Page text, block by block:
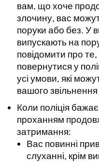
вам, що хоче
злочину, вас
поруки або без. У
випускають на
повідомити про
повернутися у
усі умови, які
вашого
Коли поліція
проханням
затримання:
Вас повинні
слуханні, крім